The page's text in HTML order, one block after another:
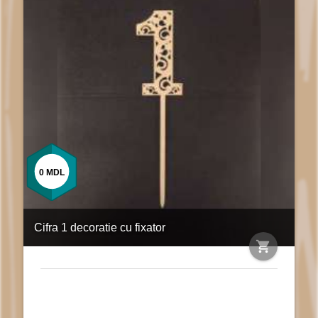
Cifra 1 decoratie cu fixator
shopping_cart
0 MDL